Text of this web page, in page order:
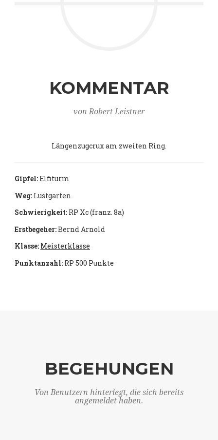
KOMMENTAR
von Robert Leistner
Längenzugcrux am zweiten Ring.
Gipfel:Elfiturm
Weg: Lustgarten
Schwierigkeit: RP Xc (franz. 8a)
Erstbegeher:Bernd Arnold
Klasse: Meisterklasse
Punktanzahl: RP 500 Punkte
BEGEHUNGEN
Von Benutzern hinterlegt, die sich bereits
angemeldet haben.